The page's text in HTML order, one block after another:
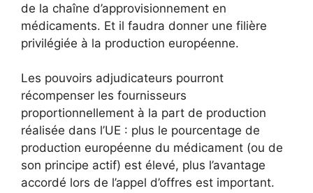
de la chaîne d’approvisionnement en
médicaments. Et il faudra donner une filière
privilégiée à la production européenne.
Les pouvoirs adjudicateurs pourront
récompenser les fournisseurs
proportionnellement à la part de production
réalisée dans l’UE : plus le pourcentage de
production européenne du médicament (ou de
son principe actif) est élevé, plus l’avantage
accordé lors de l’appel d’offres est important.